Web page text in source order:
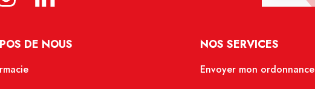
DE NOUS NOS SERVICES
Envoyer mon ordonnance